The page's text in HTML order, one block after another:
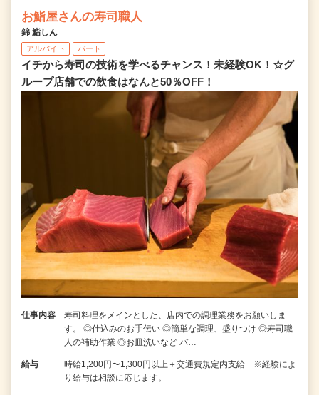
お鮨屋さんの寿司職人
錦 鮨しん
アルバイト パート
イチから寿司の技術を学べるチャンス！未経験OK！☆グ
ループ店舗での飲食はなんと50％OFF！
仕事内容
寿司料理をメインとした、店内での調理業務をお願いしま
す。 ◎仕込みのお手伝い ◎簡単な調理、盛りつけ ◎寿司職
人の補助作業 ◎お皿洗いなど バ…
給与
時給1,200円〜1,300円以上＋交通費規定内支給 ※経験によ
り給与は相談に応じます。